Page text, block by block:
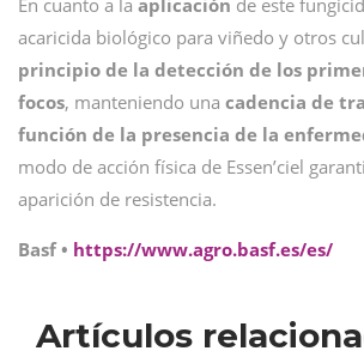
En cuanto a la aplicación de este
acaricida biológico para viñedo y otros
principio de la detección de los
focos, manteniendo una cadencia de
función de la presencia de la
modo de acción física de Essen’ciel
aparición de resistencia.
Basf • https://www.agro.basf.es/es/
Artículos